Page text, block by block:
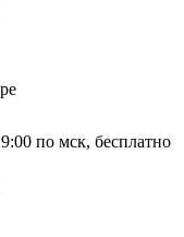
по мск, бесплатно